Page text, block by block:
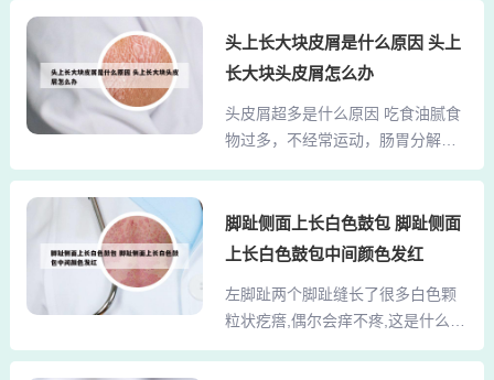
皮：多给宝宝吃些新鲜的蔬菜水
果，菜泥最好是用开水快速的焯
留维生素，并且能去掉很多残留的
农药。婴儿手脱皮的原因及解决...
腋窝，上胸部，外阴部及腹股沟等
处。2、你好，根据你所说的情况。
医院的皮肤科就诊的。3、应该到正
规医院的皮肤科，经皮肤科医生详
细检查，明确诊断、正确治疗。头
科? 头皮屑多可以去医院挂皮肤
科，看是不是皮炎引起的，并根据
科。头皮痒考虑为脂溢性皮炎。脂
溢性皮炎往往局限，可...
头上长大块皮屑是什么原因 头上
长大块头皮屑怎么办
头皮屑超多是什么原因 吃食油腻食
物过多，不经常运动，肠胃分解油
脂功能降低，导致头皮油脂分泌过
脂。洗发剂使用过多，对头皮造成
过度清洁，致使头皮产生应激性反
的5大原因 季节变化 别过分地以为
春风秋月是浪漫的事，它也会给你
带来烦恼，比如春秋换季时节，气
脚趾侧面上长白色鼓包 脚趾侧面
上长白色鼓包中间颜色发红
左脚趾两个脚趾缝长了很多白色颗
粒状疙瘩,偶尔会痒不疼,这是什么情
况... 1、水疱型 多发生在夏季，表